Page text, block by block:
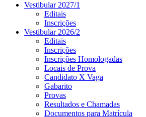
Vestibular 2027/1
Editais
Inscrições
Vestibular 2026/2
Editais
Inscrições
Inscrições Homologadas
Locais de Prova
Candidato X Vaga
Gabarito
Provas
Resultados e Chamadas
Documentos para Matrícula